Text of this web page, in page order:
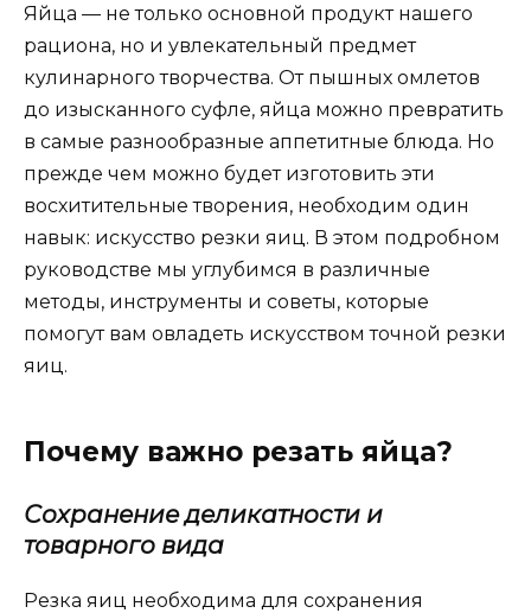
Яйца — не только основной продукт нашего
рациона, но и увлекательный предмет
кулинарного творчества. От пышных омлетов
до изысканного суфле, яйца можно превратить
в самые разнообразные аппетитные блюда. Но
прежде чем можно будет изготовить эти
восхитительные творения, необходим один
навык: искусство резки яиц. В этом подробном
руководстве мы углубимся в различные
методы, инструменты и советы, которые
помогут вам овладеть искусством точной резки
яиц.
Почему важно резать яйца?
Сохранение деликатности и
товарного вида
Резка яиц необходима для сохранения